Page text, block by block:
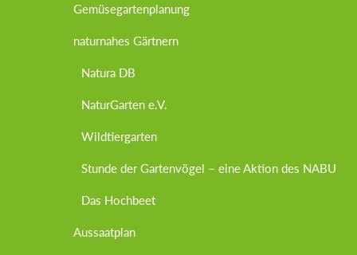
Gemüsegartenplanung
naturnahes Gärtnern
Natura DB
NaturGarten e.V.
Wildtiergarten
Stunde der Gartenvögel – eine Aktion des NABU
Das Hochbeet
Aussaatplan